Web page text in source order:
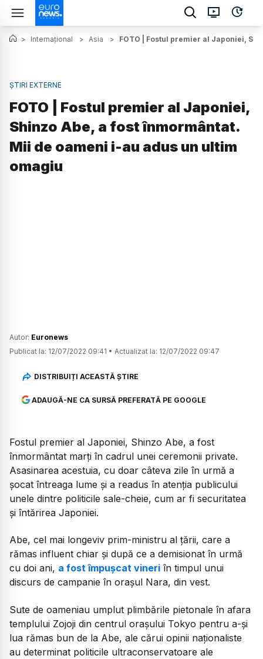
> Internațional > Asia > FOTO | Fostul premier al Japoniei,
ȘTIRI EXTERNE
FOTO | Fostul premier al Japoniei,
Shinzo Abe, a fost înmormântat.
Mii de oameni i-au adus un ultim
omagiu
Autor: Euronews
Publicat la: 12/07/2022 09:41 • Actualizat la: 12/07/2022 09:47
DISTRIBUIȚI ACEASTĂ ȘTIRE
ADAUGĂ-NE CA SURSĂ PREFERATĂ PE GOOGLE
Fostul premier al Japoniei, Shinzo Abe, a fost
înmormântat marți în cadrul unei ceremonii private.
Asasinarea acestuia, cu doar câteva zile în urmă a
șocat întreaga lume și a readus în atenția publicului
unele dintre politicile sale-cheie, cum ar fi securitatea
și întărirea Japoniei.
Abe, cel mai longeviv prim-ministru al țării, care a
rămas influent chiar și după ce a demisionat în urmă
cu doi ani, a fost împușcat vineri în timpul unui
discurs de campanie în orașul Nara, din vest.
Sute de oameniau umplut plimbările pietonale în afara
templului Zojoji din centrul orașului Tokyo pentru a-și
lua rămas bun de la Abe, ale cărui opinii naționaliste
au determinat politicile ultraconservatoare ale